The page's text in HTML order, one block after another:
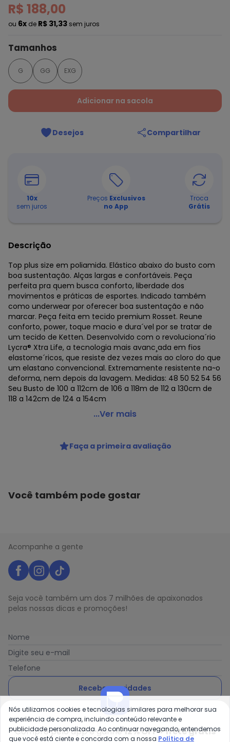
R$ 188,00
ou 6x de R$ 31,33 sem juros
Tamanhos
G GG EXG
Adicionar na sacola
Desejos Compartilhar
10x
sem juros
Preços Exclusivos
no App
Troca
Grátis
Descrição
Top plus size em poliamida. Elástico abaixo do busto com
boa sustentação. Alças largas e confortáveis. Peça
perfeita pra quem busca conforto, liberdade dos
movimentos e práticas de esportes. Indicado também
como underwear por oferecer boa sustentação e não
marcar. Peça feita em tecido premium Rosset. Reune
conforto, power, toque macio e dura´vel por se tratar de
um tecido de Ketten. Desenvolvido com o revoluciona´rio
Lycra® Xtra Life, a tecnologia mais avanc¸ada em fios
elastome´ricos, que resiste dez vezes mais ao cloro do que
um elastano convencional. Extremamente resistente na~o
deforma, nem depois da lavagem. Medidas: 48 50 52 54 56
Seu Busto de 100 a 112cm de 106 a 118m de 112 a 130cm de
118 a 142cm de 124 a 154cm
Bold Beach - Top Comfy Plus Size Preto
...Ver mais
Faça a primeira avaliação
Você também pode gostar
Acompanhe a gente
Seja você também um dos 7 milhões de apaixonados
pelas nossas dicas e promoções!
Nome
Digite seu e-mail
Telefone
Receber novidades
Ao enviar o cadastro, você concorda com a nossa Política
de Privacidade
Compre pelo app e ganhe12% OFF + frete grátis
Nós utilizamos cookies e tecnologias similares para melhorar sua
experiência de compra, incluindo conteúdo relevante e
publicidade personalizada. Ao continuar navegando, entendemos
que você está ciente e concorda com a nossa Política de